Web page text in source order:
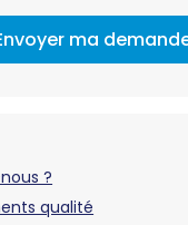
?
qualité